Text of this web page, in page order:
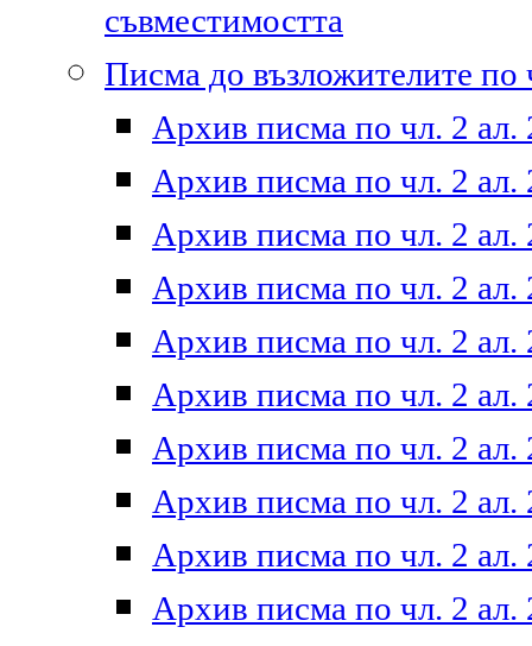
съвместимостта
Писма до възложителите по
Архив писма по чл. 2 ал.
Архив писма по чл. 2 ал.
Архив писма по чл. 2 ал.
Архив писма по чл. 2 ал.
Архив писма по чл. 2 ал.
Архив писма по чл. 2 ал.
Архив писма по чл. 2 ал.
Архив писма по чл. 2 ал.
Архив писма по чл. 2 ал.
Архив писма по чл. 2 ал.